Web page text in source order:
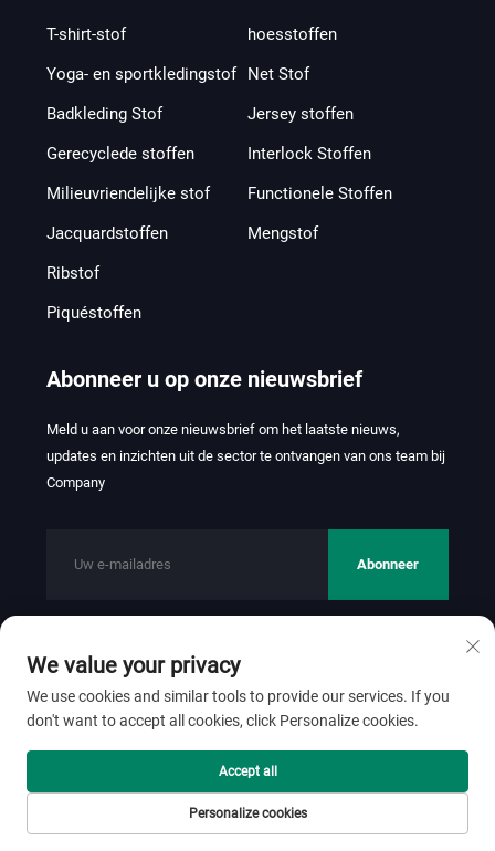
T-shirt-stof
Yoga- en sportkledingstof
Badkleding Stof
Gerecyclede stoffen
hoesstoffen
Net Stof
Jersey stoffen
Interlock Stoffen
Milieuvriendelijke stof
Jacquardstoffen
Ribstof
Piquéstoffen
Functionele Stoffen
Mengstof
Abonneer u op onze nieuwsbrief
Meld u aan voor onze nieuwsbrief om het laatste nieuws,
updates en inzichten uit de sector te ontvangen van ons team bij
Company
Abonneer
Copyright © 2026 FOSHAN JINHUI TEXTILE CO.,LTD. Alle
rechten voorbehouden.
Privacybeleid
Scroll naar boven
Startpagina Product Over CONTACT
We value your privacy
We use cookies and similar tools to provide our services. If you
don't want to accept all cookies, click Personalize cookies.
Personalize cookies
Accept all